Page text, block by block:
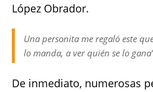
López Obrador.
Una personita me regaló este
lo manda, a ver quién se lo
De inmediato, numerosas